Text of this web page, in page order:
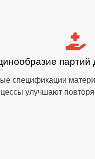
партий
спецификации
улучшают